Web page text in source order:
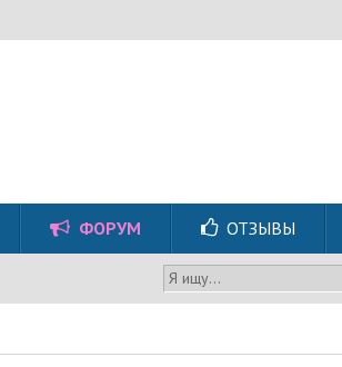
ФОРУМ ОТЗЫВЫ
Я ищу...